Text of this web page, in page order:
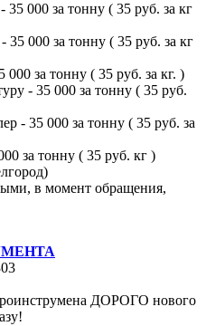
000 за тонну ( 35 руб. за кг
000 за тонну ( 35 руб. за кг
000 за тонну ( 35 руб. за кг. )
- 35 000 за тонну ( 35 руб.
- 35 000 за тонну ( 35 руб. за
за тонну ( 35 руб. кг )
в момент обращения,
ДОРОГО нового